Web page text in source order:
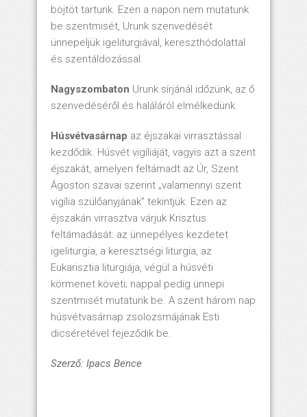
böjtöt tartunk. Ezen a napon nem mutatunk
be szentmisét, Urunk szenvedését
ünnepeljük igeliturgiával, kereszthódolattal
és szentáldozással.
Nagyszombaton Urunk sírjánál időzünk, az ő
szenvedéséről és haláláról elmélkedünk.
Húsvétvasárnap az éjszakai virrasztással
kezdődik. Húsvét vigíliáját, vagyis azt a szent
éjszakát, amelyen feltámadt az Úr, Szent
Ágoston szavai szerint „valamennyi szent
vigília szülőanyjának” tekintjük. Ezen az
éjszakán virrasztva várjuk Krisztus
feltámadását: az ünnepélyes kezdetet
igeliturgia, a keresztségi liturgia, az
Eukarisztia liturgiája, végül a húsvéti
körmenet követi; nappal pedig ünnepi
szentmisét mutatunk be. A szent három nap
húsvétvasárnap zsolozsmájának Esti
dicséretével fejeződik be.
Szerző: Ipacs Bence